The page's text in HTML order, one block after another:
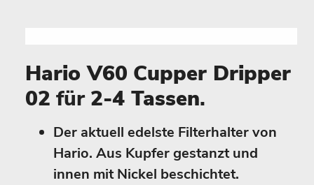
Hario V60 Cupper Dripper
02 für2-4 Tassen.
Der aktuell edelste Filterhalter von
Hario. Aus Kupfer gestanzt und
innen mit Nickel beschichtet.